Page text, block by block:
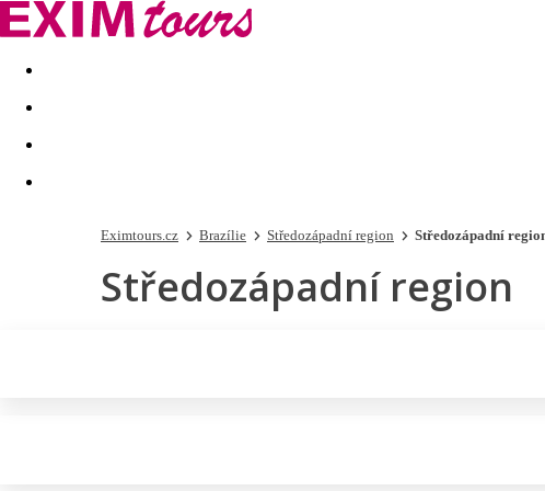
Akční nabídky Last minute
Eximtours.cz Brazílie Středozápadní region Středozápadní
Středozápadní region